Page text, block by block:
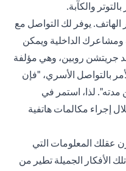
والكآبة.
الهاتف. يوفر لك التواصل مع
الداخلية ويمكن
جريتشن روبين، وهي مؤلفة
بالتواصل الأسري، "فإن
مدته". لذا، استمر في
إجراء مكالمات هاتفية
عقلك المعلومات التي
الأفكار الجميلة تطير من